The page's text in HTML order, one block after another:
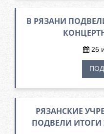
В РЯЗАНИ
26
РЯЗАНСКИЕ
ПОДВЕЛИ